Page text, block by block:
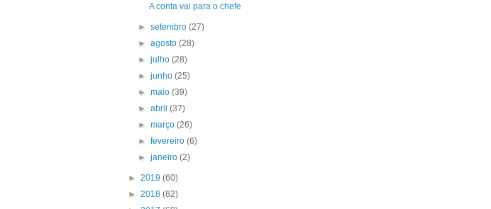
A conta vai para o chefe
►setembro(27)
►agosto(28)
►julho(28)
►junho(25)
►maio(39)
►abril(37)
►março(26)
►fevereiro(6)
►janeiro(2)
► 2019 (60)
► 2018 (82)